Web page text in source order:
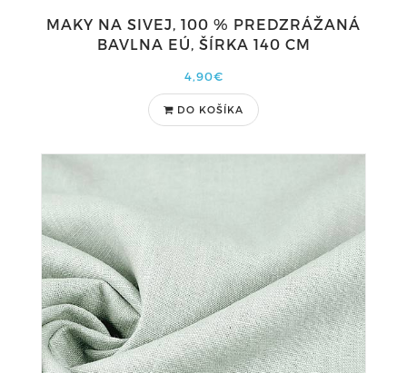
MAKY NA SIVEJ, 100 % PREDZRÁŽANÁ
BAVLNA EÚ, ŠÍRKA 140 CM
4,90€
DO KOŠÍKA